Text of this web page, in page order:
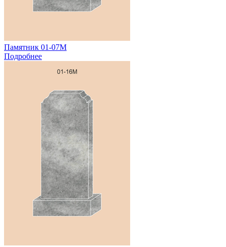
Памятник 01-07М
Подробнее